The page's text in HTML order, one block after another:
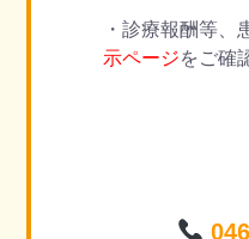
・診療報酬等、
示ページをご確